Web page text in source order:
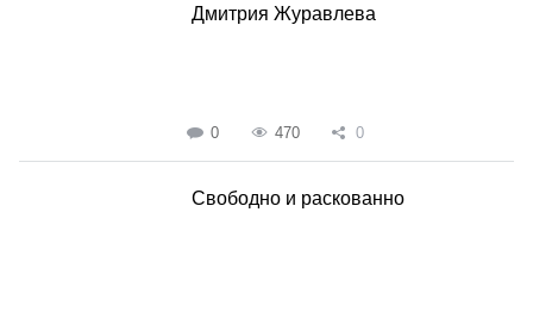
Дмитрия Журавлева
0 470 0
Свободно и раскованно